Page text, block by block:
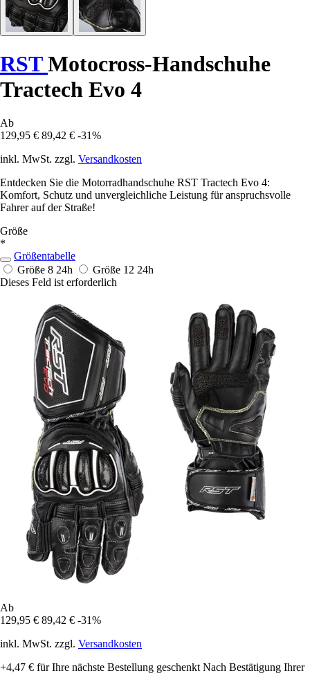
RSTMotocross-Handschuhe
Tractech Evo 4
Ab
129,95 € 89,42 € -31%
inkl. MwSt. zzgl. Versandkosten
Entdecken Sie die Motorradhandschuhe RST Tractech Evo 4:
Komfort, Schutz und unvergleichliche Leistung für anspruchsvolle
Fahrer auf der Straße!
Größe
*
Größentabelle
Größe 8 24h Größe 12 24h
Dieses Feld ist erforderlich
Ab
129,95 € 89,42 € -31%
inkl. MwSt. zzgl. Versandkosten
+4,47 € für Ihre nächste Bestellung geschenkt Nach Bestätigung Ihrer